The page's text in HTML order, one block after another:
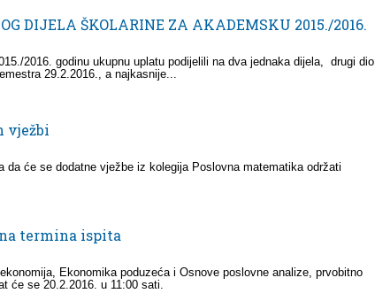
DIJELA ŠKOLARINE ZA AKADEMSKU 2015./2016.
2016. godinu ukupnu uplatu podijelili na dva jednaka dijela, drugi dio
29.2.2016., a najkasnije...
vježbi
će se dodatne vježbe iz kolegija Poslovna matematika održati
termina ispita
Ekonomika poduzeća i Osnove poslovne analize, prvobitno
će se 20.2.2016. u 11:00 sati.